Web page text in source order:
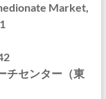
Market,
チセンター（東